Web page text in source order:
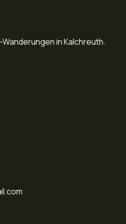
in Kalchreuth.